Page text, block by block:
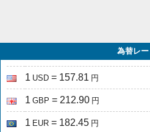
為替レー
1 USD = 157.81 円
1 GBP = 212.90 円
1 EUR = 182.45 円